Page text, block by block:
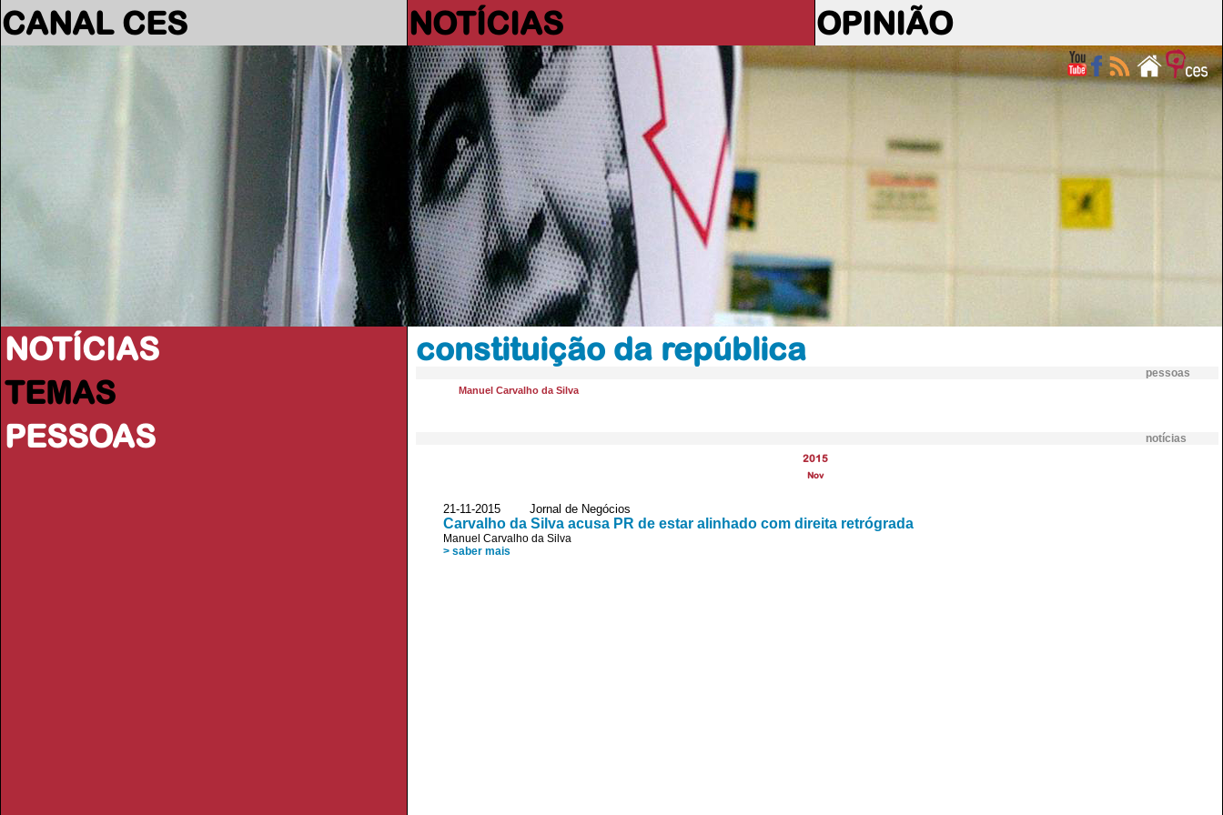
CANAL CES NOTÍCIAS OPINIÃO
NOTÍCIAS
TEMAS
PESSOAS
constituição da república
pessoas
Manuel Carvalho da Silva
notícias
2015
Nov
21-11-2015 Jornal de Negócios
Carvalho da Silva acusa PR de estar alinhado com direita retrógrada
Manuel Carvalho da Silva
> saber mais